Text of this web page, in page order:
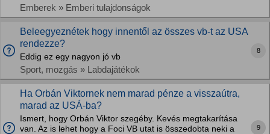
Emberek » Emberi tulajdonságok
Beleegyeznétek hogy innentől az összes vb-t az USA
rendezze?
Eddig ez egy nagyon jó vb
Sport, mozgás » Labdajátékok
8
Ha Orbán Viktornek nem marad pénze a visszaútra,
marad az USÁ-ba?
Ismert, hogy Orbán Viktor szegéby. Kevés megtakarítása
van. Az is lehet hogy a Foci VB utat is összedobta neki a
9